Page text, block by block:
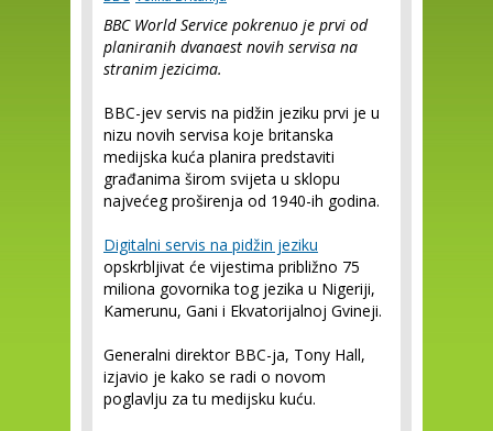
BBC World Service pokrenuo je prvi od
planiranih dvanaest novih servisa na
stranim jezicima.
BBC-jev servis na pidžin jeziku prvi je u
nizu novih servisa koje britanska
medijska kuća planira predstaviti
građanima širom svijeta u sklopu
najvećeg proširenja od 1940-ih godina.
Digitalni servis na pidžin jeziku
opskrbljivat će vijestima približno 75
miliona govornika tog jezika u Nigeriji,
Kamerunu, Gani i Ekvatorijalnoj Gvineji.
Generalni direktor BBC-ja, Tony Hall,
izjavio je kako se radi o novom
poglavlju za tu medijsku kuću.